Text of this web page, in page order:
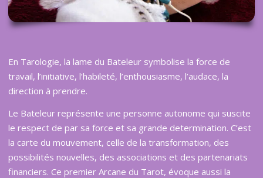
En Tarologie, la lame du Bateleur symbolise la force de
travail, l’initiative, l’habileté, l’enthousiasme, l’audace, la
direction à prendre.
Le Bateleur représente une personne autonome qui suscite
le respect de par sa force et sa grande determination. C’est
la carte du mouvement, celle de la transformation, des
possibilités nouvelles, des associations et des partenariats
financiers. Ce premier Arcane du Tarot, évoque aussi la